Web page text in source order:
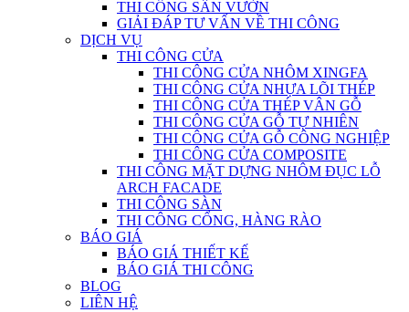
THI CÔNG SÂN VƯỜN
GIẢI ĐÁP TƯ VẤN VỀ THI CÔNG
DỊCH VỤ
THI CÔNG CỬA
THI CÔNG CỬA NHÔM XINGFA
THI CÔNG CỬA NHỰA LÕI THÉP
THI CÔNG CỬA THÉP VÂN GỖ
THI CÔNG CỬA GỖ TỰ NHIÊN
THI CÔNG CỬA GỖ CÔNG NGHIỆP
THI CÔNG CỬA COMPOSITE
THI CÔNG MẶT DỰNG NHÔM ĐỤC LỖ
ARCH FACADE
THI CÔNG SÀN
THI CÔNG CỔNG, HÀNG RÀO
BÁO GIÁ
BÁO GIÁ THIẾT KẾ
BÁO GIÁ THI CÔNG
BLOG
LIÊN HỆ